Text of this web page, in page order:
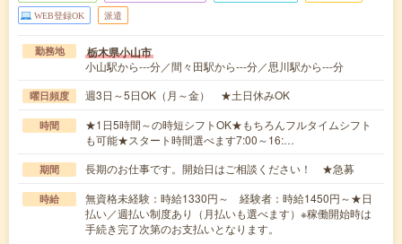
WEB登録OK 派遣
勤務地 栃木県小山市
小山駅から---分／間々田駅から---分／思川駅から---分
曜日頻度 週3日～5日OK（月～金） ★土日休みOK
時間
★1日5時間～の時短シフトOK★もちろんフルタイムシフト
も可能★スタート時間選べます7:00～16:…
期間 長期のお仕事です。開始日はご相談ください！ ★急募
時給
無資格未経験：時給1330円～ 経験者：時給1450円～★日
払い／週払い制度あり（月払いも選べます）※稼働開始時は
手続き完了次第のお支払いとなります。